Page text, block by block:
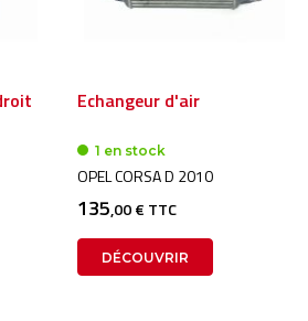
Echangeur d'air
1 en stock
OPEL CORSA D 2010
135,00 € TTC
DÉCOUVRIR